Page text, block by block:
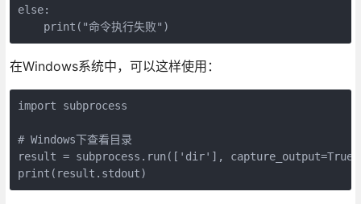
else:
    print("命令执行失败")
在Windows系统中，可以这样使用：
import subprocess
# Windows下查看目录
result = subprocess.run(['dir'],
print(result.stdout)